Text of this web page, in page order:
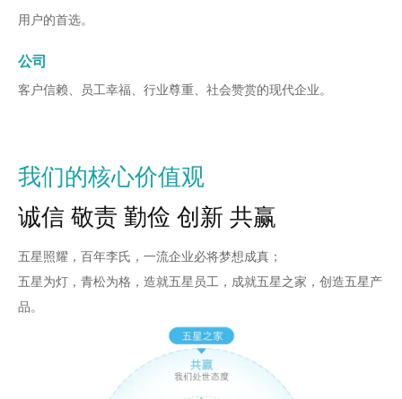
用户的首选。
公司
客户信赖、员工幸福、行业尊重、社会赞赏的现代企业。
我们的核心价值观
诚信 敬责 勤俭 创新 共赢
五星照耀，百年李氏，一流企业必将梦想成真；
五星为灯，青松为格，造就五星员工，成就五星之家，创造五星产
品。